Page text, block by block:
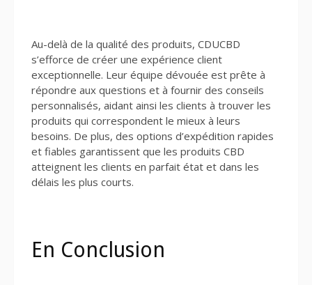
Au-delà de la qualité des produits, CDUCBD
s’efforce de créer une expérience client
exceptionnelle. Leur équipe dévouée est prête à
répondre aux questions et à fournir des conseils
personnalisés, aidant ainsi les clients à trouver les
produits qui correspondent le mieux à leurs
besoins. De plus, des options d’expédition rapides
et fiables garantissent que les produits CBD
atteignent les clients en parfait état et dans les
délais les plus courts.
En Conclusion